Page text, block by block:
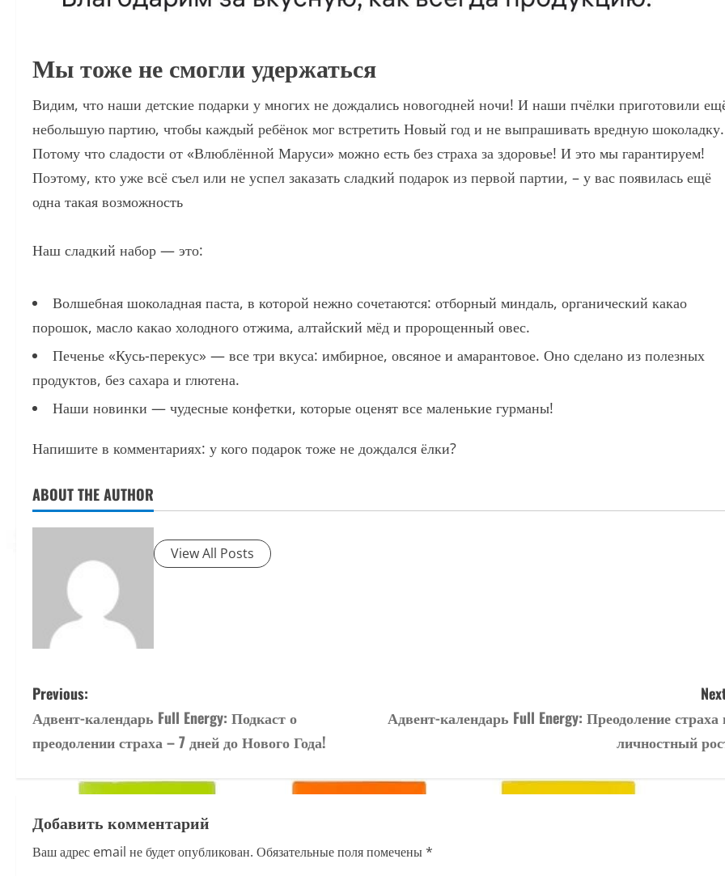
Мы тоже не смогли удержаться
Видим, что наши детские подарки у многих не дождались новогодней ночи! И наши пчёлки приготовили
небольшую партию, чтобы каждый ребёнок мог встретить Новый год и не выпрашивать вредную шоколадку.
Потому что сладости от «Влюблённой Маруси» можно есть без страха за здоровье! И это мы гарантируем!
Поэтому, кто уже всё съел или не успел заказать сладкий подарок из первой партии, – у вас появилась ещё
одна такая возможность
Наш сладкий набор — это:
Волшебная шоколадная паста, в которой нежно сочетаются: отборный миндаль, органический какао
порошок, масло какао холодного отжима, алтайский мёд и пророщенный овес.
Печенье «Кусь-перекус» — все три вкуса: имбирное, овсяное и амарантовое. Оно сделано из полезных
продуктов, без сахара и глютена.
Наши новинки — чудесные конфетки, которые оценят все маленькие гурманы!
Напишите в комментариях: у кого подарок тоже не дождался ёлки?
ABOUT THE AUTHOR
View All Posts
P
o
n
a
Previous:
Адвент-календарь Full Energy: Подкаст о
преодолении страха – 7 дней до Нового Года!
Адвент-календарь Full Energy: Преодоление страха
личностный
Добавить комментарий
Ваш адрес email не будет опубликован. Обязательные поля помечены*